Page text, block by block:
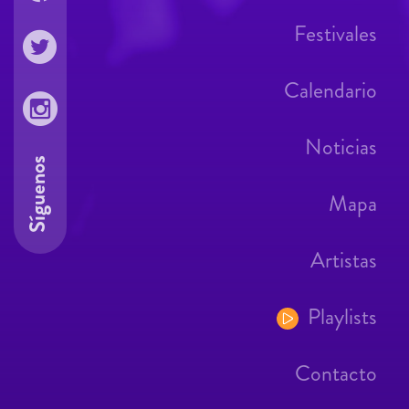
Festivales
Calendario
Noticias
Mapa
Artistas
Playlists
Contacto
Síguenos